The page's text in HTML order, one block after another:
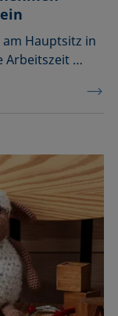
Hauptsitz in
Arbeitszeit …